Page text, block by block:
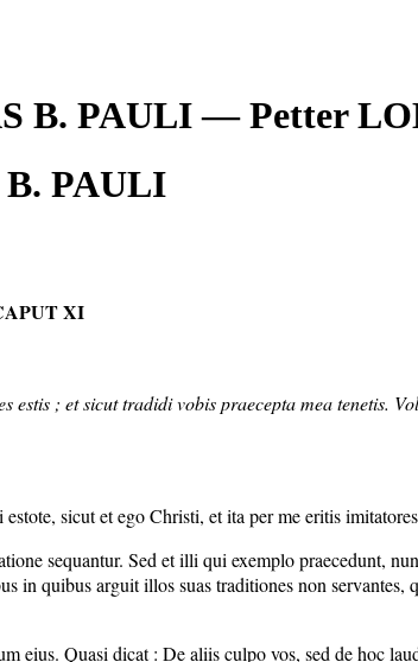
B. PAULI — Petter
PAULI
XI
; et sicut tradidi vobis praecepta mea tenetis.
sicut et ego Christi, et ita per me eritis
sequantur. Sed et illi qui exemplo praecedunt,
quibus arguit illos suas traditiones non
eius. Quasi dicat : De aliis culpo vos, sed de hoc